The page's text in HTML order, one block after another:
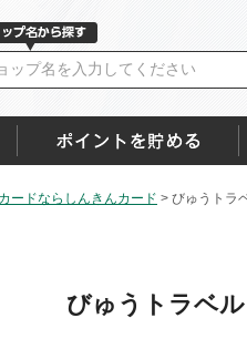
ードならしんきんカード > びゅうトラ
びゅうトラベ